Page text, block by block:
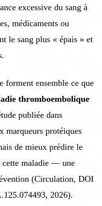
excessive du sang à
médicaments ou
le sang plus « épais » et
forment ensemble ce que
thromboembolique
publiée dans
marqueurs protéiques
de mieux prédire le
cette maladie — une
(Circulation, DOI
2026).